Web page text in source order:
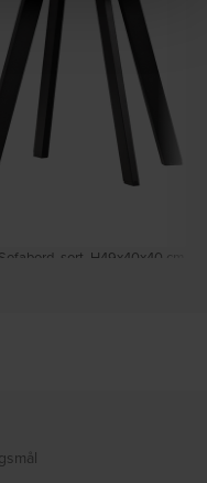
sort, H49x40x40 cm,